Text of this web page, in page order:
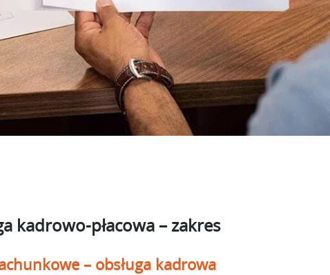
kadrowo-płacowa – zakres
– obsługa kadrowa